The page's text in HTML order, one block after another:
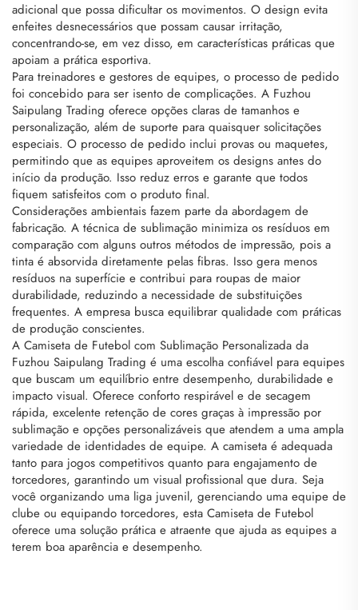
adicional que possa dificultar os movimentos. O design evita
enfeites desnecessários que possam causar irritação,
concentrando-se, em vez disso, em características práticas que
apoiam a prática esportiva.
Para treinadores e gestores de equipes, o processo de pedido
foi concebido para ser isento de complicações. A Fuzhou
Saipulang Trading oferece opções claras de tamanhos e
personalização, além de suporte para quaisquer solicitações
especiais. O processo de pedido inclui provas ou maquetes,
permitindo que as equipes aproveitem os designs antes do
início da produção. Isso reduz erros e garante que todos
fiquem satisfeitos com o produto final.
Considerações ambientais fazem parte da abordagem de
fabricação. A técnica de sublimação minimiza os resíduos em
comparação com alguns outros métodos de impressão, pois a
tinta é absorvida diretamente pelas fibras. Isso gera menos
resíduos na superfície e contribui para roupas de maior
durabilidade, reduzindo a necessidade de substituições
frequentes. A empresa busca equilibrar qualidade com práticas
de produção conscientes.
A Camiseta de Futebol com Sublimação Personalizada da
Fuzhou Saipulang Trading é uma escolha confiável para equipes
que buscam um equilíbrio entre desempenho, durabilidade e
impacto visual. Oferece conforto respirável e de secagem
rápida, excelente retenção de cores graças à impressão por
sublimação e opções personalizáveis que atendem a uma ampla
variedade de identidades de equipe. A camiseta é adequada
tanto para jogos competitivos quanto para engajamento de
torcedores, garantindo um visual profissional que dura. Seja
você organizando uma liga juvenil, gerenciando uma equipe de
clube ou equipando torcedores, esta Camiseta de Futebol
oferece uma solução prática e atraente que ajuda as equipes a
terem boa aparência e desempenho.